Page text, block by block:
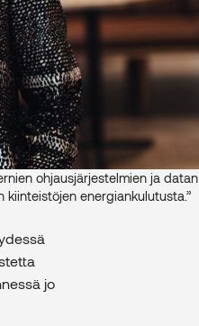
ohjausjärjestelmien ja datan
energiankulutusta.”
jo